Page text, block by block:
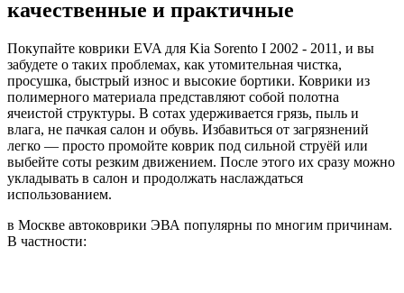
качественные и практичные
Покупайте коврики EVA для Kia Sorento I 2002 - 2011, и вы
забудете о таких проблемах, как утомительная чистка,
просушка, быстрый износ и высокие бортики. Коврики из
полимерного материала представляют собой полотна
ячеистой структуры. В сотах удерживается грязь, пыль и
влага, не пачкая салон и обувь. Избавиться от загрязнений
легко — просто промойте коврик под сильной струёй или
выбейте соты резким движением. После этого их сразу можно
укладывать в салон и продолжать наслаждаться
использованием.
в Москве автоковрики ЭВА популярны по многим причинам.
В частности: